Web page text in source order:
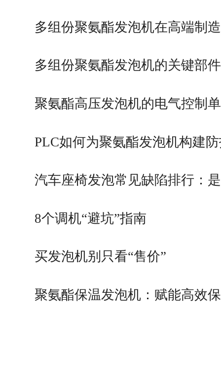
多组份聚氨酯发泡机在高端制
用领域
多组份聚氨酯发泡机的关键部
构成
聚氨酯高压发泡机的电气控制
PLC如何为聚氨酯发泡机构建
价值
汽车座椅发泡常见缺陷排行：
题还是发泡机问题？
8个调机“避坑”指南
买发泡机别只看“售价”
聚氨酯保温发泡机：赋能高效